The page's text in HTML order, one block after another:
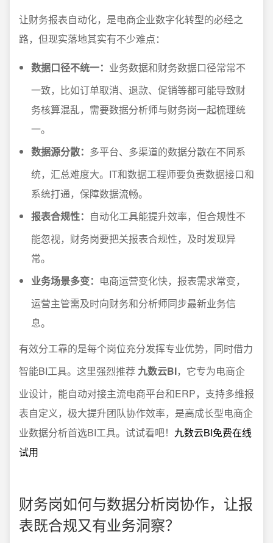
让财务报表自动化，是电商企业数字化转型的必经之
路，但现实落地其实有不少难点：
数据口径不统一： 业务数据和财务数据口径常常不
一致，比如订单取消、退款、促销等都可能导致财
务核算混乱，需要数据分析师与财务岗一起梳理统
一。
数据源分散： 多平台、多渠道的数据分散在不同系
统，汇总难度大。IT和数据工程师要负责数据接口和
系统打通，保障数据流畅。
报表合规性： 自动化工具能提升效率，但合规性不
能忽视，财务岗要把关报表合规性，及时发现异
常。
业务场景多变： 电商运营变化快，报表需求常变，
运营主管需及时向财务和分析师同步最新业务信
息。
有效分工靠的是每个岗位充分发挥专业优势，同时借力
智能BI工具。这里强烈推荐 九数云BI，它专为电商企
业设计，能自动对接主流电商平台和ERP，支持多维报
表自定义，极大提升团队协作效率，是高成长型电商企
业数据分析首选BI工具。试试看吧！ 九数云BI免费在线
试用
财务岗如何与数据分析岗协作，让报
表既合规又有业务洞察？